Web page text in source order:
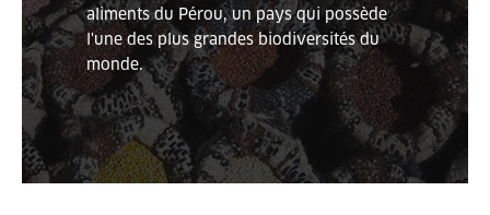
aliments du Pérou, un pays qui possède
l'une des plus grandes biodiversités du
monde.